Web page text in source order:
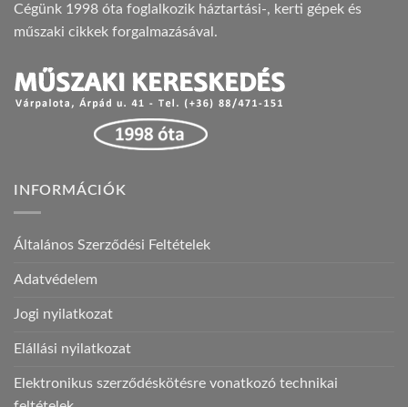
Cégünk 1998 óta foglalkozik háztartási-, kerti gépek és
műszaki cikkek forgalmazásával.
INFORMÁCIÓK
Általános Szerződési Feltételek
Adatvédelem
Jogi nyilatkozat
Elállási nyilatkozat
Elektronikus szerződéskötésre vonatkozó technikai